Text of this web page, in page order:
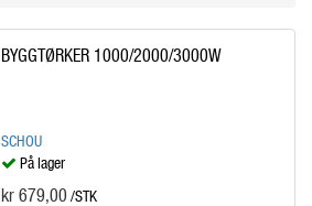
BYGGTØRKER 1000/2000/3000W
SCHOU
På lager
kr 679,00 /STK